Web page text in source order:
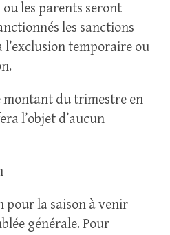
les parents seront
les sanctions
l’exclusion temporaire ou
montant du trimestre en
l’objet d’aucun
pour la saison à venir
générale. Pour